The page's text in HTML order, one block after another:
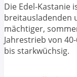
Die Edel-Kastanie
breitausladenden
mächtiger,
Jahrestrieb von
bis starkwüchsig.